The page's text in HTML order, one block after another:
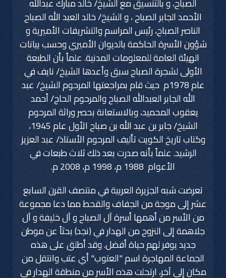
الأحمد الجابر الصباح ، و الشيخ/ خالد العبد الله الصباح
الناصر الصباح، رئيس المراسم والتشريفات الأميرية و
شؤون الأسرة الحاكمة بالديوان الأميري وحسب بيانات
الهيئة العامة للمعلومات المدنية. علماً بأن الطبعة
الأولى لشجرة الصباح سبق وأعدها الشيخ/ نايف في
عام 1978م حيث قام بمراجعتها المرحوم الشيخ/ عبد
الله الجابر العبدالله الصباح والمرحوم الحاج/ أحمد
يعقوب المحميد، وبالاستعانة بحصر وراثة المرحوم
الشيخ/ جابر بن عبد الله بن صباح الأول عام 1945،
وكتاب تاريخ الكويت تأليف المرحوم الأستاذ/ عبد العزيز
الرشيد. علماً بأنه صدرت بعد ذلك ثلاث طبعات في
الأعوام 1988 م، 1998 م، 2008 م.
تعرضت شبه الجزيرة العربية في منتصف القرن السابع
عشر إلى موجة من الجفاف والقحط مما دعا مجموعة
من الأسر من أهمها أسرة آل الصباح و آل خليفة و آل
جلاهمة إلى النزوح من الهدار في (نجد) بحثاً عن موطن
جديد يوفر لهم حياة أفضل. وقد أطلق على هذه
الجماعة المهاجرة اسم "العتوب" أي عتب وانتقل من
مكان إلى آخر، ارتحلت هذه الأسر من منطقة الهدار في